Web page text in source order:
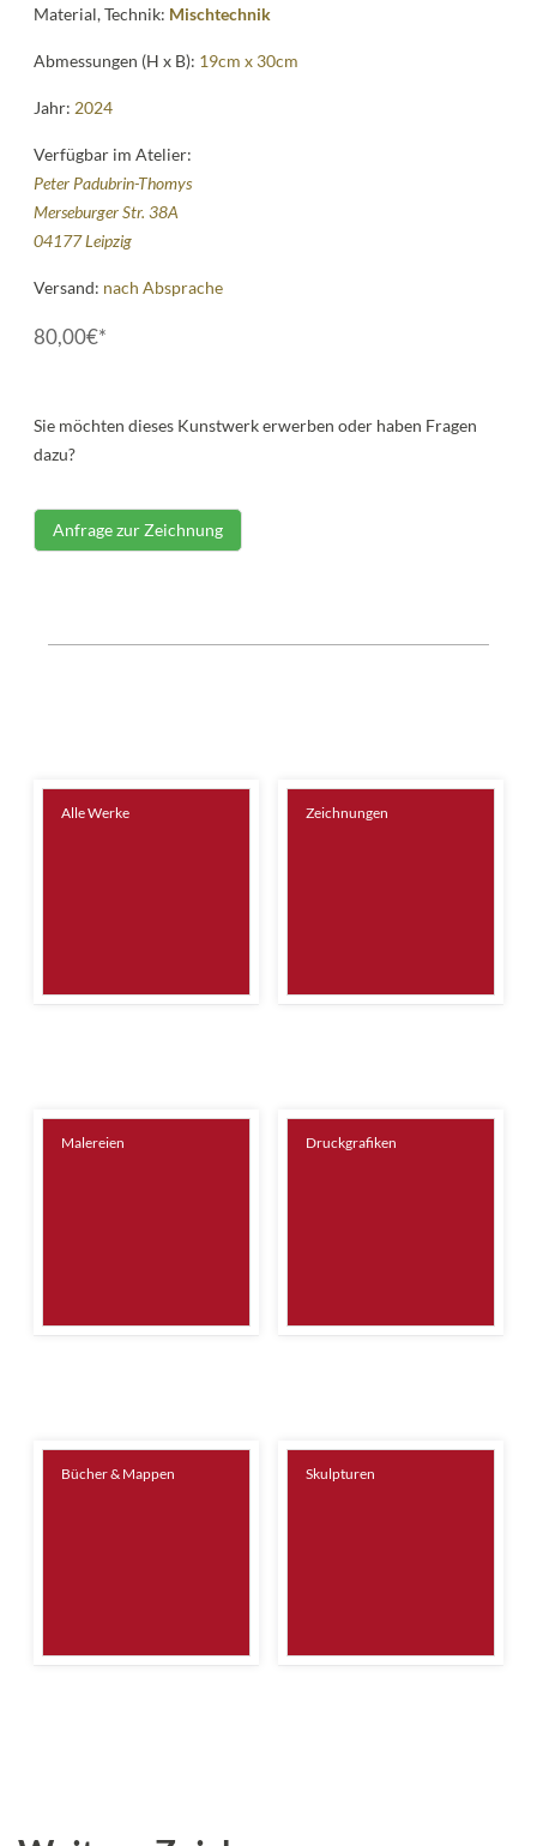
Material, Technik: Mischtechnik
Abmessungen (H x B): 19cm x 30cm
Jahr: 2024
Verfügbar im Atelier:
Peter Padubrin-Thomys
Merseburger Str. 38A
04177 Leipzig
Versand: nach Absprache
80,00€*
Sie möchten dieses Kunstwerk erwerben oder haben Fragen
dazu?
Anfrage zur Zeichnung
Alle Werke Zeichnungen
Malereien Druckgrafiken
Bücher & Mappen Skulpturen